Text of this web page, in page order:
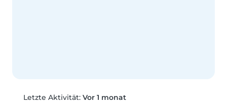
Letzte Aktivität: Vor 1 monat